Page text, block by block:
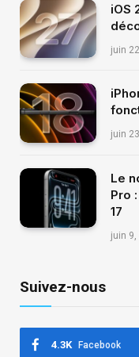
iOS
juin
juin
Le
Pro
17
juin 9,
Suivez-nous
Facebook
4.3K